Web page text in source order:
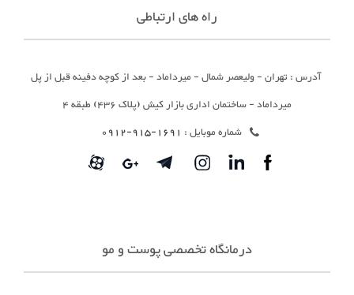
راه های ارتباطی
آدرس : تهران - ولیعصر شمال - میرداماد - بعد از کوچه دفینه قبل از پل
میرداماد - ساختمان اداری بازار کیش (پلاک 436) طبقه 4
شماره موبایل : 1691-915-0912
درمانگاه تخصصی پوست و مو